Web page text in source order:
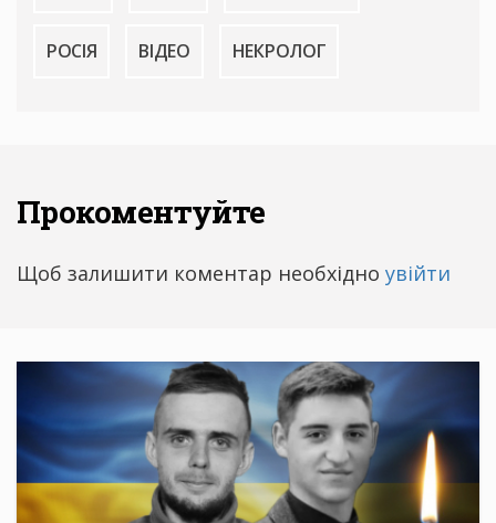
РОСІЯ ВІДЕО НЕКРОЛОГ
Прокоментуйте
Щоб залишити коментар необхідно увійти